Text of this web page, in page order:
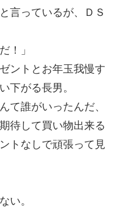
言っているが、ＤＳ
！」
ントとお年玉我慢す
下がる長男。
て誰がいったんだ、
待して買い物出来る
トなしで頑張って見
い。